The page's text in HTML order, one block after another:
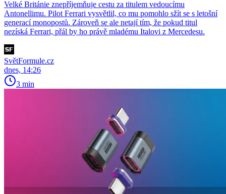
Velké Británie znepříjemňuje cestu za titulem vedoucímu
Antonellimu. Pilot Ferrari vysvětlil, co mu pomohlo sžít se s letošní
generací monopostů. Zároveň se ale netají tím, že pokud titul
nezíská Ferrari, přál by ho právě mladému Italovi z Mercedesu.
SvětFormule.cz
dnes, 14:26
3 min